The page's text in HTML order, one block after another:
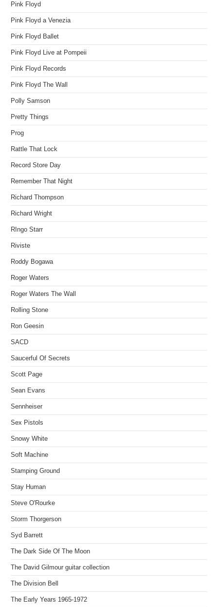
Pink Floyd
Pink Floyd a Venezia
Pink Floyd Ballet
Pink Floyd Live at Pompeii
Pink Floyd Records
Pink Floyd The Wall
Polly Samson
Pretty Things
Prog
Rattle That Lock
Record Store Day
Remember That Night
Richard Thompson
Richard Wright
RIngo Starr
Riviste
Roddy Bogawa
Roger Waters
Roger Waters The Wall
Rolling Stone
Ron Geesin
SACD
Saucerful Of Secrets
Scott Page
Sean Evans
Sennheiser
Sex Pistols
Snowy White
Soft Machine
Stamping Ground
Stay Human
Steve O'Rourke
Storm Thorgerson
Syd Barrett
The Dark Side Of The Moon
The David Gilmour guitar collection
The Division Bell
The Early Years 1965-1972